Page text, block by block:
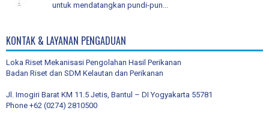
untuk mendatangkan pundi-pun...
KONTAK & LAYANAN PENGADUAN
Loka Riset Mekanisasi Pengolahan Hasil Perikanan
Badan Riset dan SDM Kelautan dan Perikanan
Jl. Imogiri Barat KM 11.5 Jetis, Bantul – DI Yogyakarta 55781
Phone +62 (0274) 2810500